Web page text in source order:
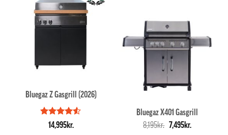
Bluegaz Z Gasgrill (2026)
Vurderet
ud af
14,995kr.
Bluegaz X401 Gasgrill
8,195kr. Den
oprindelige
7,495kr.